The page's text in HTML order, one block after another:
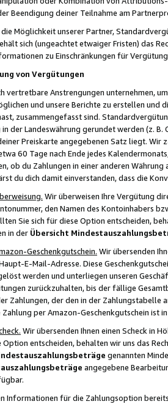
Beendigung deiner Teilnahme am
Möglichkeit unserer Partner,
sich (ungeachtet etwaiger Fristen) das
zu Einschränkungen für
von Vergütungen
vertretbare Anstrengungen unternehmen,
und unsere Berichte zu erstellen und
zusammengefasst sind.
der Landeswährung gerundet werden (z.
Preiskarte angegebenen Satz liegt.
60 Tage nach Ende jedes
ob du Zahlungen in einer anderen
du dich damit einverstanden, dass die
Wir überweisen Ihre Vergütung
den Namen des Kontoinhabers
Sie sich für diese Option entscheiden,
in der Übersicht
Geschenkgutschein. Wir übersenden
E-Mail-Adresse. Diese
werden und unterliegen unseren
zurückzuhalten, bis der fällige
Zahlungen, der den in der
per Amazon-Geschenkgutschein ist
Wir übersenden Ihnen einen Scheck in
entscheiden, behalten wir uns das
genannten
angegebene
Informationen für die Zahlungsoption